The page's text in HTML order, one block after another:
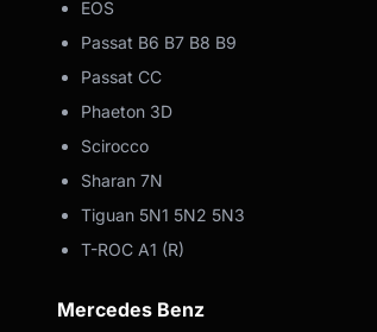
EOS
Passat B6 B7 B8 B9
Passat CC
Phaeton 3D
Scirocco
Sharan 7N
Tiguan 5N1 5N2 5N3
T-ROC A1 (R)
Mercedes Benz